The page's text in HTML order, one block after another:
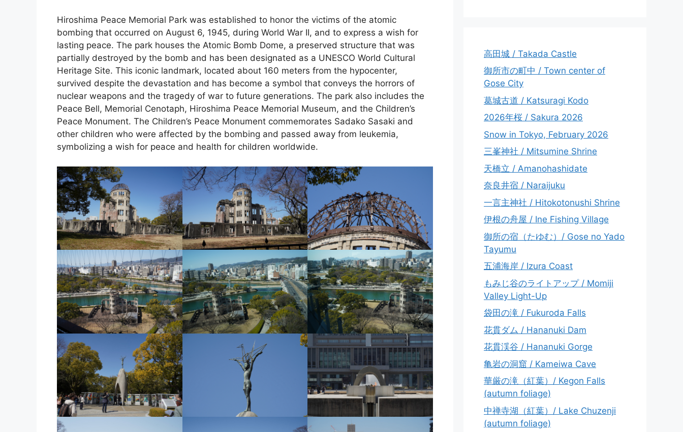
Hiroshima Peace Memorial Park was established to honor the victims of the atomic
bombing that occurred on August 6, 1945, during World War II, and to express a wish for
lasting peace. The park houses the Atomic Bomb Dome, a preserved structure that was
partially destroyed by the bomb and has been designated as a UNESCO World Cultural
Heritage Site. This iconic landmark, located about 160 meters from the hypocenter,
survived despite the devastation and has become a symbol that conveys the horrors of
nuclear weapons and the tragedy of war to future generations. The park also includes the
Peace Bell, Memorial Cenotaph, Hiroshima Peace Memorial Museum, and the Children’s
Peace Monument. The Children’s Peace Monument commemorates Sadako Sasaki and
other children who were affected by the bombing and passed away from leukemia,
symbolizing a wish for peace and health for children worldwide.
高田城 / Takada Castle
御所市の町中 / Town center of
Gose City
葛城古道 / Katsuragi Kodo
2026年桜 / Sakura 2026
Snow in Tokyo, February 2026
三峯神社 / Mitsumine Shrine
天橋立 / Amanohashidate
奈良井宿 / Naraijuku
一言主神社 / Hitokotonushi Shrine
伊根の舟屋 / Ine Fishing Village
御所の宿（たゆむ）/ Gose no Yado
Tayumu
五浦海岸 / Izura Coast
もみじ谷のライトアップ / Momiji
Valley Light-Up
袋田の滝 / Fukuroda Falls
花貫ダム / Hananuki Dam
花貫渓谷 / Hananuki Gorge
亀岩の洞窟 / Kameiwa Cave
華厳の滝（紅葉）/ Kegon Falls
(autumn foliage)
中禅寺湖（紅葉）/ Lake Chuzenji
(autumn foliage)